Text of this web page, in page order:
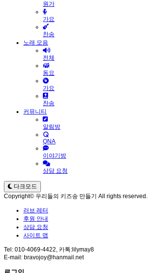
원가
가요
찬송
노래 모음
전체
동요
가요
찬송
커뮤니티
알림방
QNA
이야기방
상담 요청
다크모드
Copyright© 우리들의 키즈송 만들기 All rights reserved.
러브 레터
후원 안내
상담 요청
사이트 맵
Tel: 010-4069-4422, 카톡:lilymay8
E-mail: bravojoy@hanmail.net